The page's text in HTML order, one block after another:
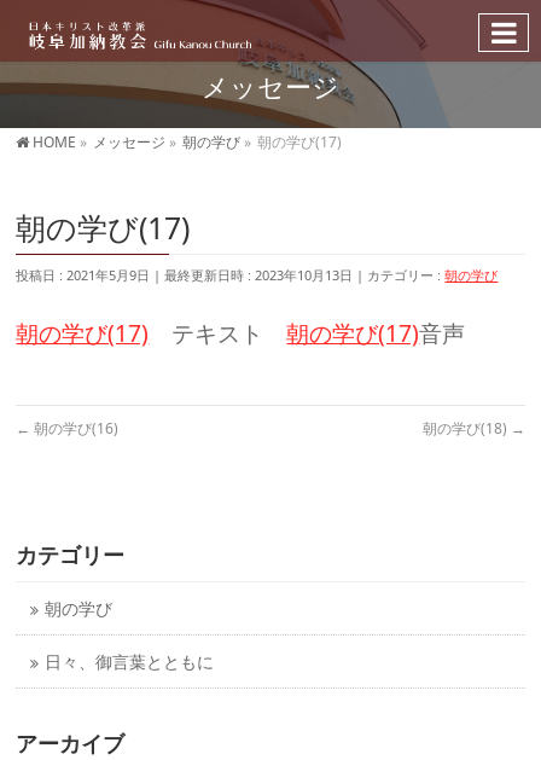
メッセージ
HOME » メッセージ » 朝の学び » 朝の学び(17)
朝の学び(17)
投稿日 : 2021年5月9日 最終更新日時 : 2023年10月13日 カテゴリー :朝の学び
朝の学び(17) テキスト朝の学び(17)音声
← 朝の学び(16) 朝の学び(18) →
カテゴリー
朝の学び
日々、御言葉とともに
アーカイブ